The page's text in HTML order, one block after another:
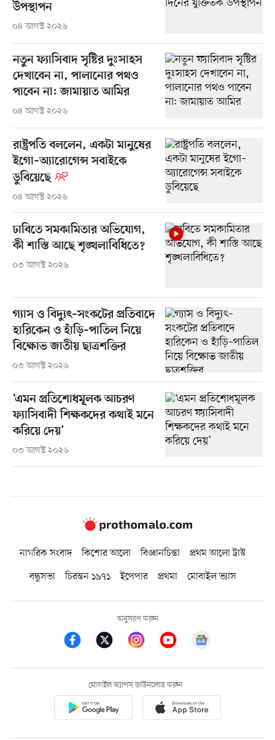
উপস্থাপন
০৪ আগস্ট ২০২৬
নতুন ফ্যাসিবাদ সৃষ্টির দুঃসাহস
দেখাবেন না, পালানোর পথও
পাবেন না: জামায়াত আমির
০৪ আগস্ট ২০২৬
রাষ্ট্রপতি বললেন, একটা মানুষের
ইগো–অ্যারোগেন্স সবাইকে
ডুবিয়েছে
০৪ আগস্ট ২০২৬
ঢাবিতে সমকামিতার অভিযোগ,
কী শাস্তি আছে শৃঙ্খলাবিধিতে?
০৩ আগস্ট ২০২৬
গ্যাস ও বিদ্যুৎ–সংকটের প্রতিবাদে
হারিকেন ও হাঁড়ি–পাতিল নিয়ে
বিক্ষোভ জাতীয় ছাত্রশক্তির
০৩ আগস্ট ২০২৬
‘এমন প্রতিশোধমূলক আচরণ
ফ্যাসিবাদী শিক্ষকদের কথাই মনে
করিয়ে দেয়’
০৩ আগস্ট ২০২৬
নাগরিক সংবাদ কিশোর আলো বিজ্ঞানচিন্তা
প্রথম আলো ট্রাস্ট
বন্ধুসভা
চিরন্তন ১৯৭১ ইপেপার প্রথমা মোবাইল ভ্যাস
অনুসরণ করুন
মোবাইল অ্যাপস ডাউনলোড করুন